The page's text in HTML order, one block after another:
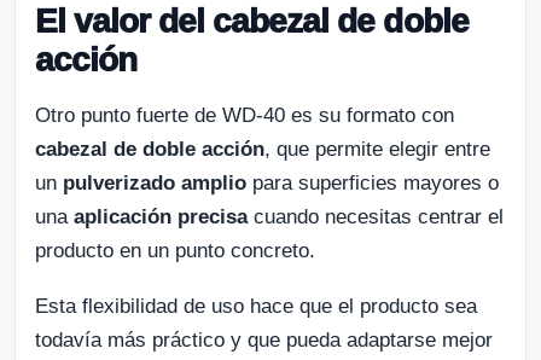
El valor del cabezal de doble
acción
Otro punto fuerte de WD-40 es su formato con
cabezal de doble acción, que permite elegir entre
un pulverizado amplio para superficies mayores o
una aplicación precisacuando necesitas centrar el
producto en un punto concreto.
Esta flexibilidad de uso hace que el producto sea
todavía más práctico y que pueda adaptarse mejor